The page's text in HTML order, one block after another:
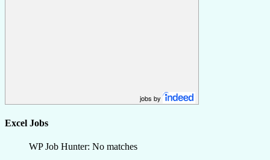
jobs by
Excel Jobs
WP Job Hunter: No matches